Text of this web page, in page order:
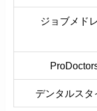
ジョブメド
デンタルスタ